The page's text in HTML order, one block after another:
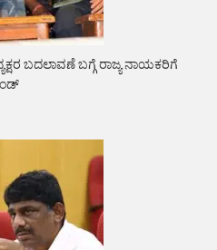
ಬದಲಾವಣೆ ಬಗ್ಗೆ ರಾಜ್ಯ ನಾಯಕರಿಗೆ